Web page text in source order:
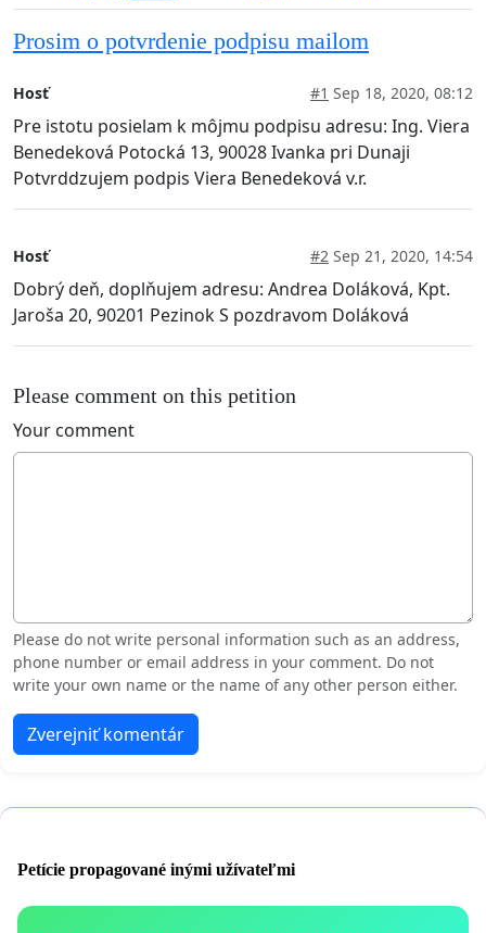
Prosim o potvrdenie podpisu mailom
Hosť #1 Sep 18, 2020, 08:12
Pre istotu posielam k môjmu podpisu adresu: Ing. Viera
Benedeková Potocká 13, 90028 Ivanka pri Dunaji
Potvrddzujem podpis Viera Benedeková v.r.
Hosť #2 Sep 21, 2020, 14:54
Dobrý deň, doplňujem adresu: Andrea Doláková, Kpt.
Jaroša 20, 90201 Pezinok S pozdravom Doláková
Please comment on this petition
Your comment
Please do not write personal information such as an address,
phone number or email address in your comment. Do not
write your own name or the name of any other person either.
Zverejniť komentár
Petície propagované inými užívateľmi